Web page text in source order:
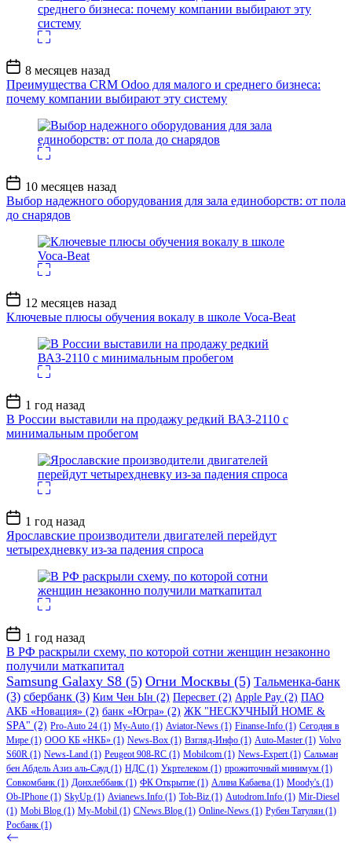
Дата
записи
8 месяцев назад
Преимущества CRM Odoo для малого и среднего бизнеса:
почему компании выбирают эту систему
Дата
записи
10 месяцев назад
Выбор надежного оборудования для зала единоборств: от пола
до снарядов
Дата
записи
12 месяцев назад
Ключевые плюсы обучения вокалу в школе Voca-Beat
Дата
записи
1 год назад
В России выставили на продажу редкий ВАЗ-2110 с
минимальным пробегом
Дата
записи
1 год назад
Ярославские производители двигателей перейдут
четырехдневку из-за падения спроса
Дата
записи
1 год назад
В РФ раскрыли схему, по которой сотни женщин незаконно
получили маткапитал
Samsung Galaxy S8 (5) Огни Москвы (5) Тальменка-банк
(3) сбербанк (3) Ким Чен Ын (2) Пересвет (2) Apple Pay (2) ПАО
АКБ «Новация» (2) банк «Югра» (2) ЖК "НЕСКУЧНЫЙ HOME &
SPA" (2) Pro-Auto 24 (1) My-Auto (1) Aviator-News (1) Finanse-Info (1) Сегодня в
Мире (1) ООО КБ «НКБ» (1) News-Box (1) Взгляд-Инфо (1) Auto-Master (1) Volvo
S60R (1) News-Land (1) Peugeot 908-RC (1) Mobilcom (1) News-Expert(1) Сальман
бен Абдель Азиз аль-Сауд (1) НДС (1) Укртелеком (1) прожиточный минимум (1)
Совкомбанк (1) Донхлеббанк (1) ФК Открытие (1) Алина Кабаева (1) Moody's (1)
Ob-IPhone (1) SkyUp (1) Avianews.Info (1) Tob-Biz (1) Autodrom.Info (1) Mir-Diesel
(1) Mobi Blog (1) My-Mobil (1) CNews.Blog (1) Online-News (1) Рубен Татулян (1)
Росбанк (1)